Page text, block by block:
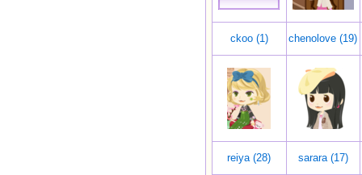
ckoo (1) chenolove (19)
reiya (28) sarara (17)